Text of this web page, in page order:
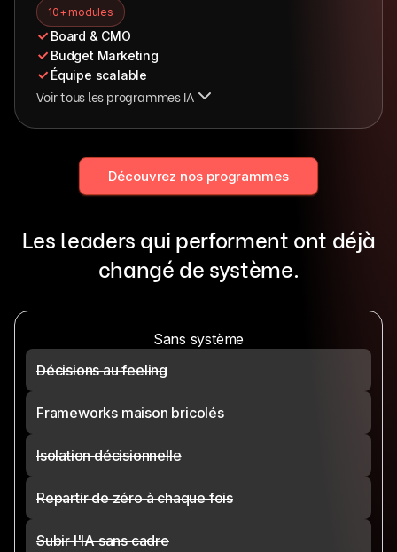
10+ modules
Board & CMO
Budget Marketing
Équipe scalable
Voir tous les programmes IA
Découvrez nos programmes
Les leaders qui performent ont déjà
changé de système.
Sans système
Décisions au feeling
Frameworks maison bricolés
Isolation décisionnelle
Repartir de zéro à chaque fois
Subir l'IA sans cadre